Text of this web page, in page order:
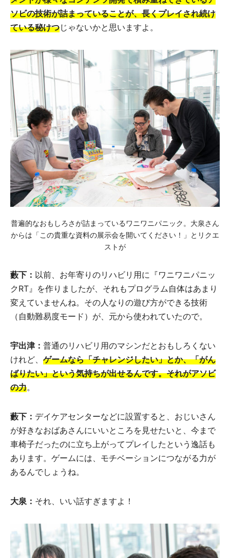
ソビの技術が詰まっていることが、長くプレイされ続け
ている秘けつじゃないかと思いますよ。
普遍的なおもしろさが詰まっているワニワニパニック。大泉さん
からは「この貴重な資料の展示会を開いてください！」とリクエ
ストが
藪下： 以前、お年寄りのリハビリ用に『ワニワニパニッ
クRT』を作りましたが、それもプログラム自体はあまり
変えていませんね。その人なりの遊び方ができる技術
（自動難易度モード）が、元から使われていたので。
宇出津： 普通のリハビリ用のマシンだとおもしろくない
けれど、 ゲームなら「チャレンジしたい」とか、「がん
ばりたい」という気持ちが出せるんです。それがアソビ
の力。
藪下： デイケアセンターなどに設置すると、おじいさん
が好きなおばあさんにいいところを見せたいと、今まで
車椅子だったのに立ち上がってプレイしたという逸話も
あります。ゲームには、モチベーションにつながる力が
あるんでしょうね。
大泉： それ、いい話すぎますよ！